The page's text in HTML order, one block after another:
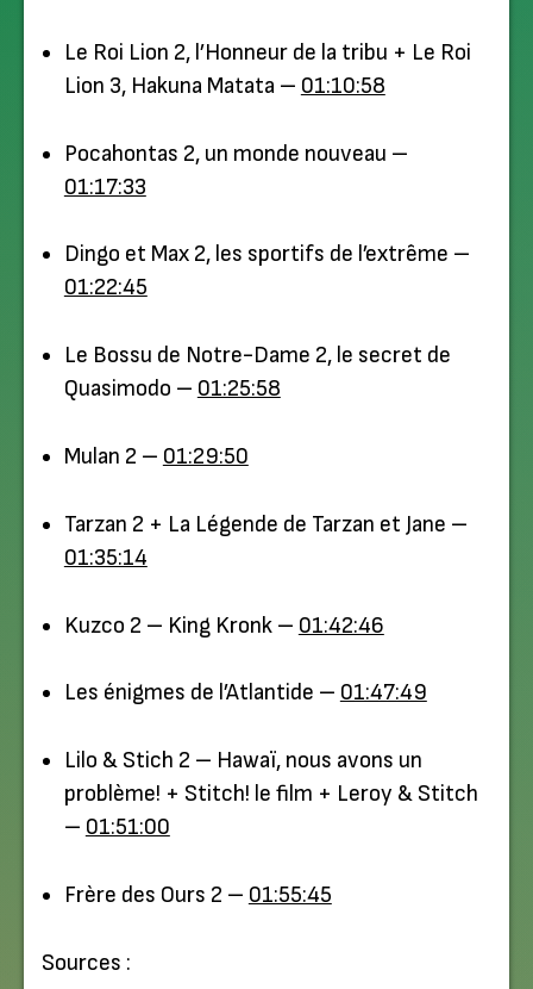
Le Roi Lion 2, l’Honneur de la tribu + Le Roi
Lion 3, Hakuna Matata – 01:10:58
Pocahontas 2, un monde nouveau –
01:17:33
Dingo et Max 2, les sportifs de l’extrême –
01:22:45
Le Bossu de Notre-Dame 2, le secret de
Quasimodo – 01:25:58
Mulan 2 – 01:29:50
Tarzan 2 + La Légende de Tarzan et Jane –
01:35:14
Kuzco 2 – King Kronk – 01:42:46
Les énigmes de l’Atlantide – 01:47:49
Lilo & Stich 2 – Hawaï, nous avons un
problème! + Stitch! le film + Leroy & Stitch
– 01:51:00
Frère des Ours 2 – 01:55:45
Sources :